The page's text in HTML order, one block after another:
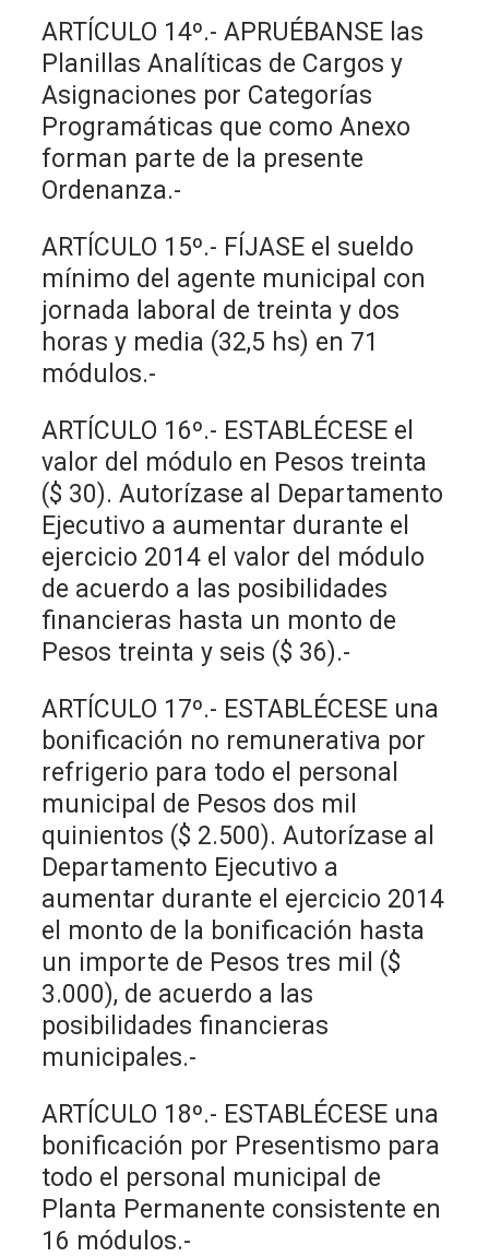
ARTÍCULO 14º.- APRUÉBANSE las
Planillas Analíticas de Cargos y
Asignaciones por Categorías
Programáticas que como Anexo
forman parte de la presente
Ordenanza.-
ARTÍCULO 15º.- FÍJASE el sueldo
mínimo del agente municipal con
jornada laboral de treinta y dos
horas y media (32,5 hs) en 71
módulos.-
ARTÍCULO 16º.- ESTABLÉCESE el
valor del módulo en Pesos treinta
($ 30). Autorízase al Departamento
Ejecutivo a aumentar durante el
ejercicio 2014 el valor del módulo
de acuerdo a las posibilidades
financieras hasta un monto de
Pesos treinta y seis ($ 36).-
ARTÍCULO 17º.- ESTABLÉCESE una
bonificación no remunerativa por
refrigerio para todo el personal
municipal de Pesos dos mil
quinientos ($ 2.500). Autorízase al
Departamento Ejecutivo a
aumentar durante el ejercicio 2014
el monto de la bonificación hasta
un importe de Pesos tres mil ($
3.000), de acuerdo a las
posibilidades financieras
municipales.-
ARTÍCULO 18º.- ESTABLÉCESE una
bonificación por Presentismo para
todo el personal municipal de
Planta Permanente consistente en
16 módulos.-